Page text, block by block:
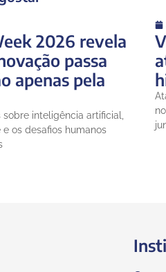
2026 revela
passa
apenas pela
inteligência artificial,
os desafios humanos